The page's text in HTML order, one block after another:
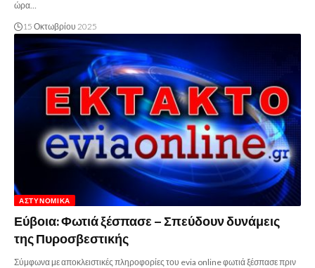
ώρα…
15 Οκτωβρίου 2025
ΑΣΤΥΝΟΜΙΚΆ
Εύβοια: Φωτιά ξέσπασε – Σπεύδουν δυνάμεις
της Πυροσβεστικής
Σύμφωνα με αποκλειστικές πληροφορίες του evia online φωτιά ξέσπασε πριν